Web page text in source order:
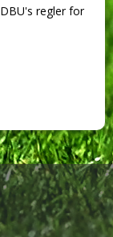
regler for